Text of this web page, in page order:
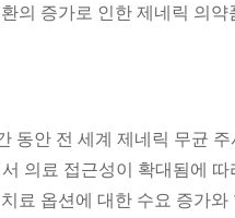
의 증가로 인한 제네릭 의
동안 전 세계 제네릭 무균
의료 접근성이 확대됨에
료 옵션에 대한 수요 증가